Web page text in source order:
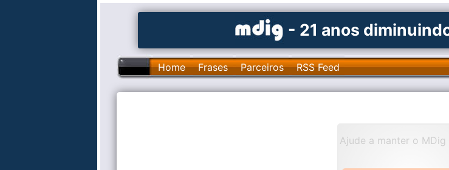
- 21 anos
Home Frases Parceiros RSS Feed
Ajude a manter o MDig